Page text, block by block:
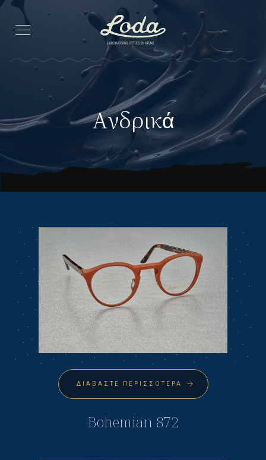
Ανδρικά
ΔΙΑΒΆΣΤΕ ΠΕΡΙΣΣΌΤΕΡΑ
Bohemian 872